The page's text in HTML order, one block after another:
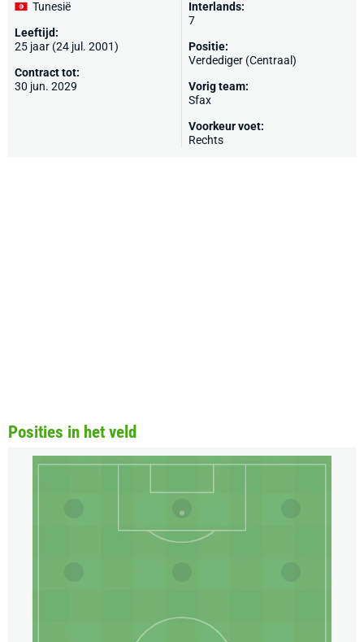
Tunesië
Leeftijd:
25 jaar (24 jul. 2001)
Contract tot:
30 jun. 2029
Interlands:
7
Positie:
Verdediger (Centraal)
Vorig team:
Sfax
Voorkeur voet:
Rechts
Posities in het veld